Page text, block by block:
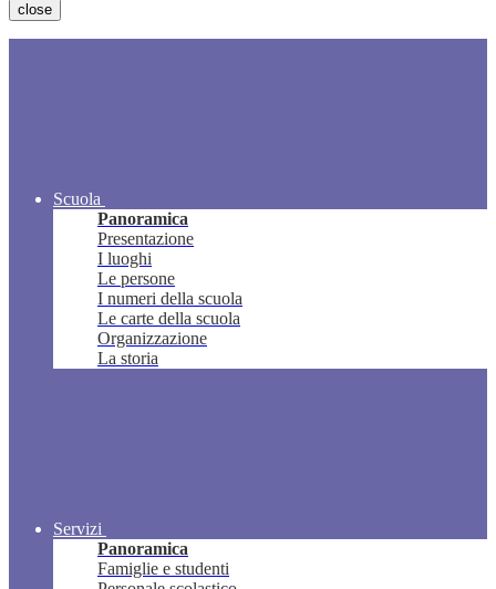
close
Scuola
Panoramica
Presentazione
I luoghi
Le persone
I numeri della scuola
Le carte della scuola
Organizzazione
La storia
Servizi
Panoramica
Famiglie e studenti